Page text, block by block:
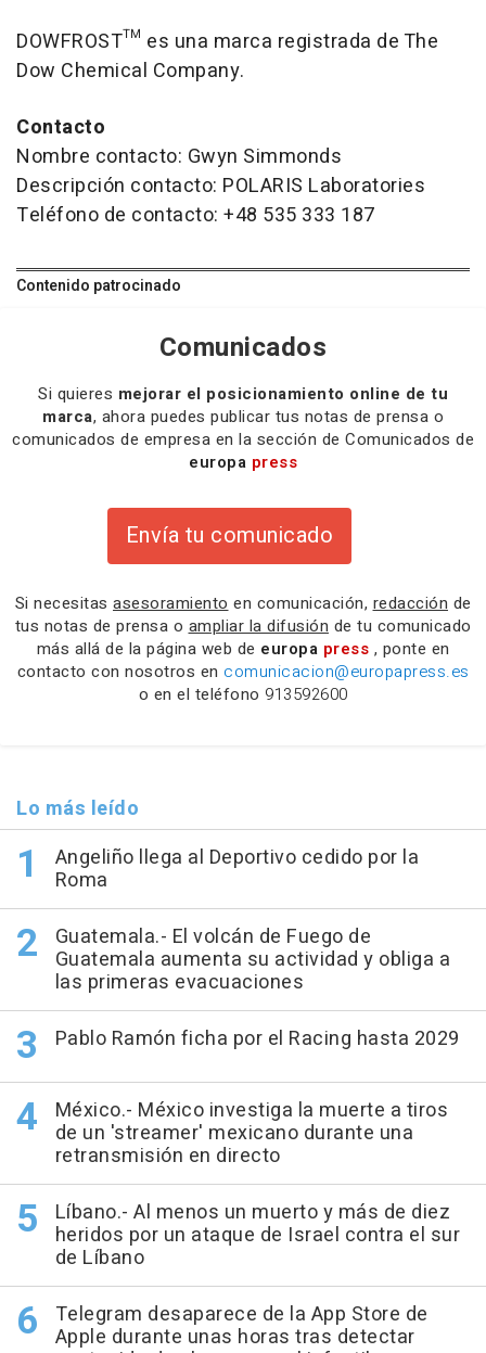
DOWFROST™ es una marca registrada de The
Dow Chemical Company.
Contacto
Nombre contacto: Gwyn Simmonds
Descripción contacto: POLARIS Laboratories
Teléfono de contacto: +48 535 333 187
Contenido patrocinado
Comunicados
Si quieres mejorar el posicionamiento online de tu
marca, ahora puedes publicar tus notas de prensa o
comunicados de empresa en la sección de Comunicados de
europa press
Envía tu comunicado
Si necesitas asesoramiento en comunicación, redacción de
tus notas de prensa o ampliar la difusión de tu comunicado
más allá de la página web de europa press , ponte en
contacto con nosotros en comunicacion@europapress.es
o en el teléfono 913592600
Lo más leído
Angeliño llega al Deportivo cedido por la
Roma
Guatemala.- El volcán de Fuego de
Guatemala aumenta su actividad y obliga a
las primeras evacuaciones
Pablo Ramón ficha por el Racing hasta 2029
México.- México investiga la muerte a tiros
de un 'streamer' mexicano durante una
retransmisión en directo
Líbano.- Al menos un muerto y más de diez
heridos por un ataque de Israel contra el sur
de Líbano
Telegram desaparece de la App Store de
Apple durante unas horas tras detectar